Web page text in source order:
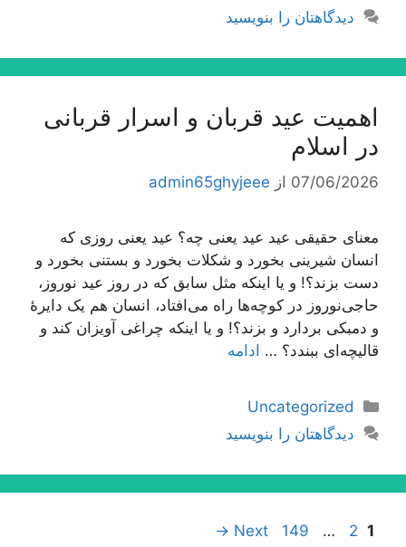
دیدگاهتان را بنویسید
اهمیت عید قربان و اسرار قربانی
در اسلام
07/06/2026 از admin65ghyjeee
معنای حقیقی عید عید یعنی چه؟ عید یعنی روزی که
انسان شیرینی بخورد و شکلات بخورد و بستنی بخورد و
دست بزند؟! و یا اینکه مثل سابق که در روز عید نوروز،
حاجی‌نوروز در کوچه‌ها راه می‌افتاد، انسان هم یک دایرۀ
و دمبکی بردارد و بزند؟! و یا اینکه چراغی آویزان کند و
قالیچه‌ای ببندد؟ … ادامه
دسته‌ها
Uncategorized
دیدگاهتان را بنویسید
ناوبری
Page
1
Page
2
…
Page
149
Next
→